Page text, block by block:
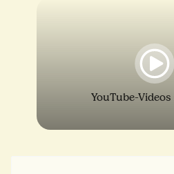
YouTube-